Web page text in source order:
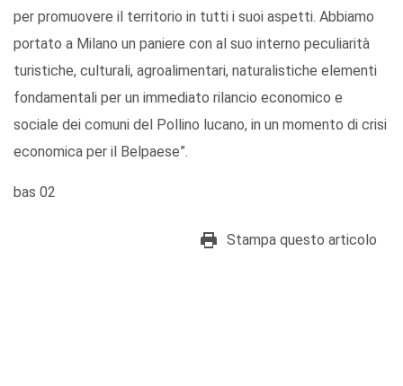
per promuovere il territorio in tutti i suoi aspetti. Abbiamo
portato a Milano un paniere con al suo interno peculiarità
turistiche, culturali, agroalimentari, naturalistiche elementi
fondamentali per un immediato rilancio economico e
sociale dei comuni del Pollino lucano, in un momento di crisi
economica per il Belpaese”.
bas 02
Stampa questo articolo